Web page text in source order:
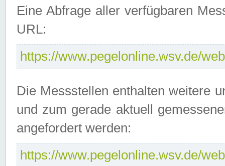
Eine Abfrage aller verfügbaren
URL:
https://www.pegelonline.wsv.de/
Die Messstellen enthalten weitere
und zum gerade aktuell
angefordert werden:
https://www.pegelonline.wsv.de/